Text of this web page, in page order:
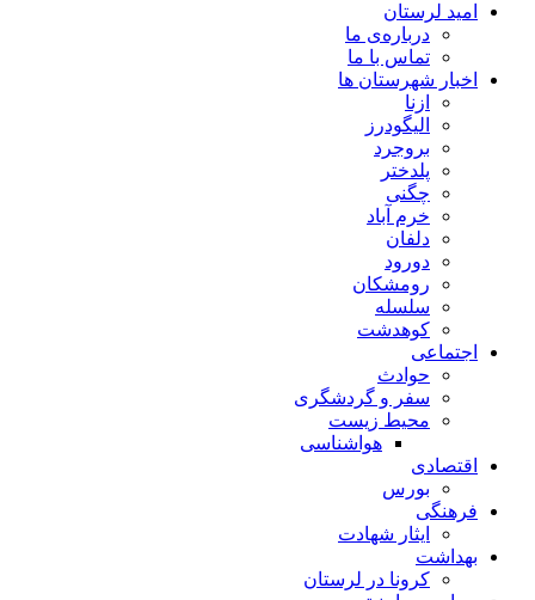
امید لرستان
درباره‌ی ما
تماس با ما
اخبار شهرستان ها
ازنا
الیگودرز
بروجرد
پلدختر
چگنی
خرم آباد
دلفان
دورود
رومشکان
سلسله
کوهدشت
اجتماعی
حوادث
سفر و گردشگری
محیط زیست
هواشناسی
اقتصادی
بورس
فرهنگی
ایثار شهادت
بهداشت
کرونا در لرستان